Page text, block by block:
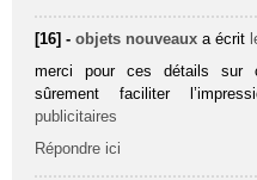
[16] -objets nouveaux a écrit
merci pour ces détails sur
sûrement faciliter
publicitaires
Répondre ici